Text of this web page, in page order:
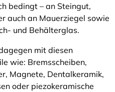
bedingt – an Steingut,
auch an Mauerziegel sowie
und Behälterglas.
mit diesen
wie: Bremsscheiben,
Magnete, Dentalkeramik,
oder piezokeramische